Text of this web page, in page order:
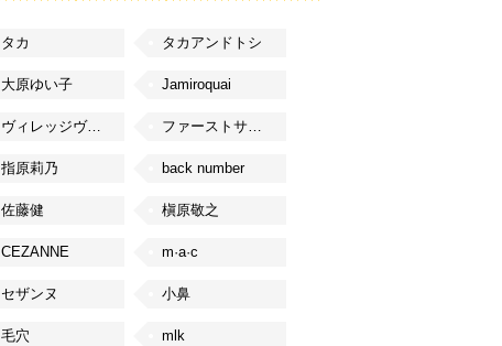
タカ タカアンドトシ
大原ゆい子 Jamiroquai
ヴィレッジヴァンガード ファーストサマーウイカ
指原莉乃 back number
佐藤健 槇原敬之
CEZANNE m·a·c
セザンヌ 小鼻
毛穴 mlk